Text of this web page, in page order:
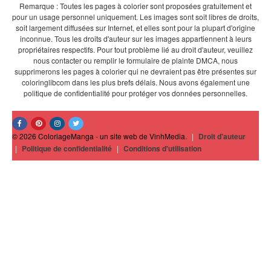
Remarque : Toutes les pages à colorier sont proposées gratuitement et
pour un usage personnel uniquement. Les images sont soit libres de droits,
soit largement diffusées sur Internet, et elles sont pour la plupart d'origine
inconnue. Tous les droits d'auteur sur les images appartiennent à leurs
propriétaires respectifs. Pour tout problème lié au droit d'auteur, veuillez
nous contacter ou remplir le formulaire de plainte DMCA, nous
supprimerons les pages à colorier qui ne devraient pas être présentes sur
coloringlibcom dans les plus brefs délais. Nous avons également une
politique de confidentialité pour protéger vos données personnelles.
© 2026 ColoriageManga - un site web de VinhMedia. | Droit d'auteur
| Politique de confidentialité | Conditions d'utilisation